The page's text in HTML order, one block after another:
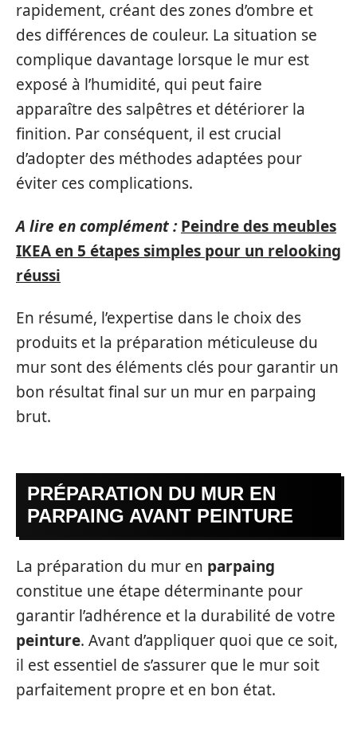
rapidement, créant des zones d’ombre et
des différences de couleur. La situation se
complique davantage lorsque le mur est
exposé à l’humidité, qui peut faire
apparaître des salpêtres et détériorer la
finition. Par conséquent, il est crucial
d’adopter des méthodes adaptées pour
éviter ces complications.
A lire en complément : Peindre des meubles
IKEA en 5 étapes simples pour un relooking
réussi
En résumé, l’expertise dans le choix des
produits et la préparation méticuleuse du
mur sont des éléments clés pour garantir un
bon résultat final sur un mur en parpaing
brut.
PRÉPARATION DU MUR EN
PARPAING AVANT PEINTURE
La préparation du mur en parpaing
constitue une étape déterminante pour
garantir l’adhérence et la durabilité de votre
peinture. Avant d’appliquer quoi que ce soit,
il est essentiel de s’assurer que le mur soit
parfaitement propre et en bon état.